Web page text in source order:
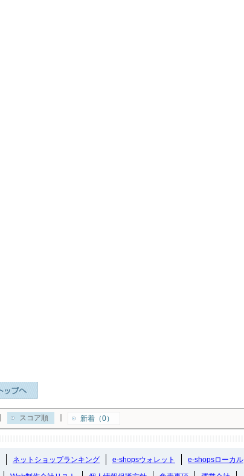
スコア順 新着（0）
ネットショップランキング e-shopsウォレット e-shopsローカル